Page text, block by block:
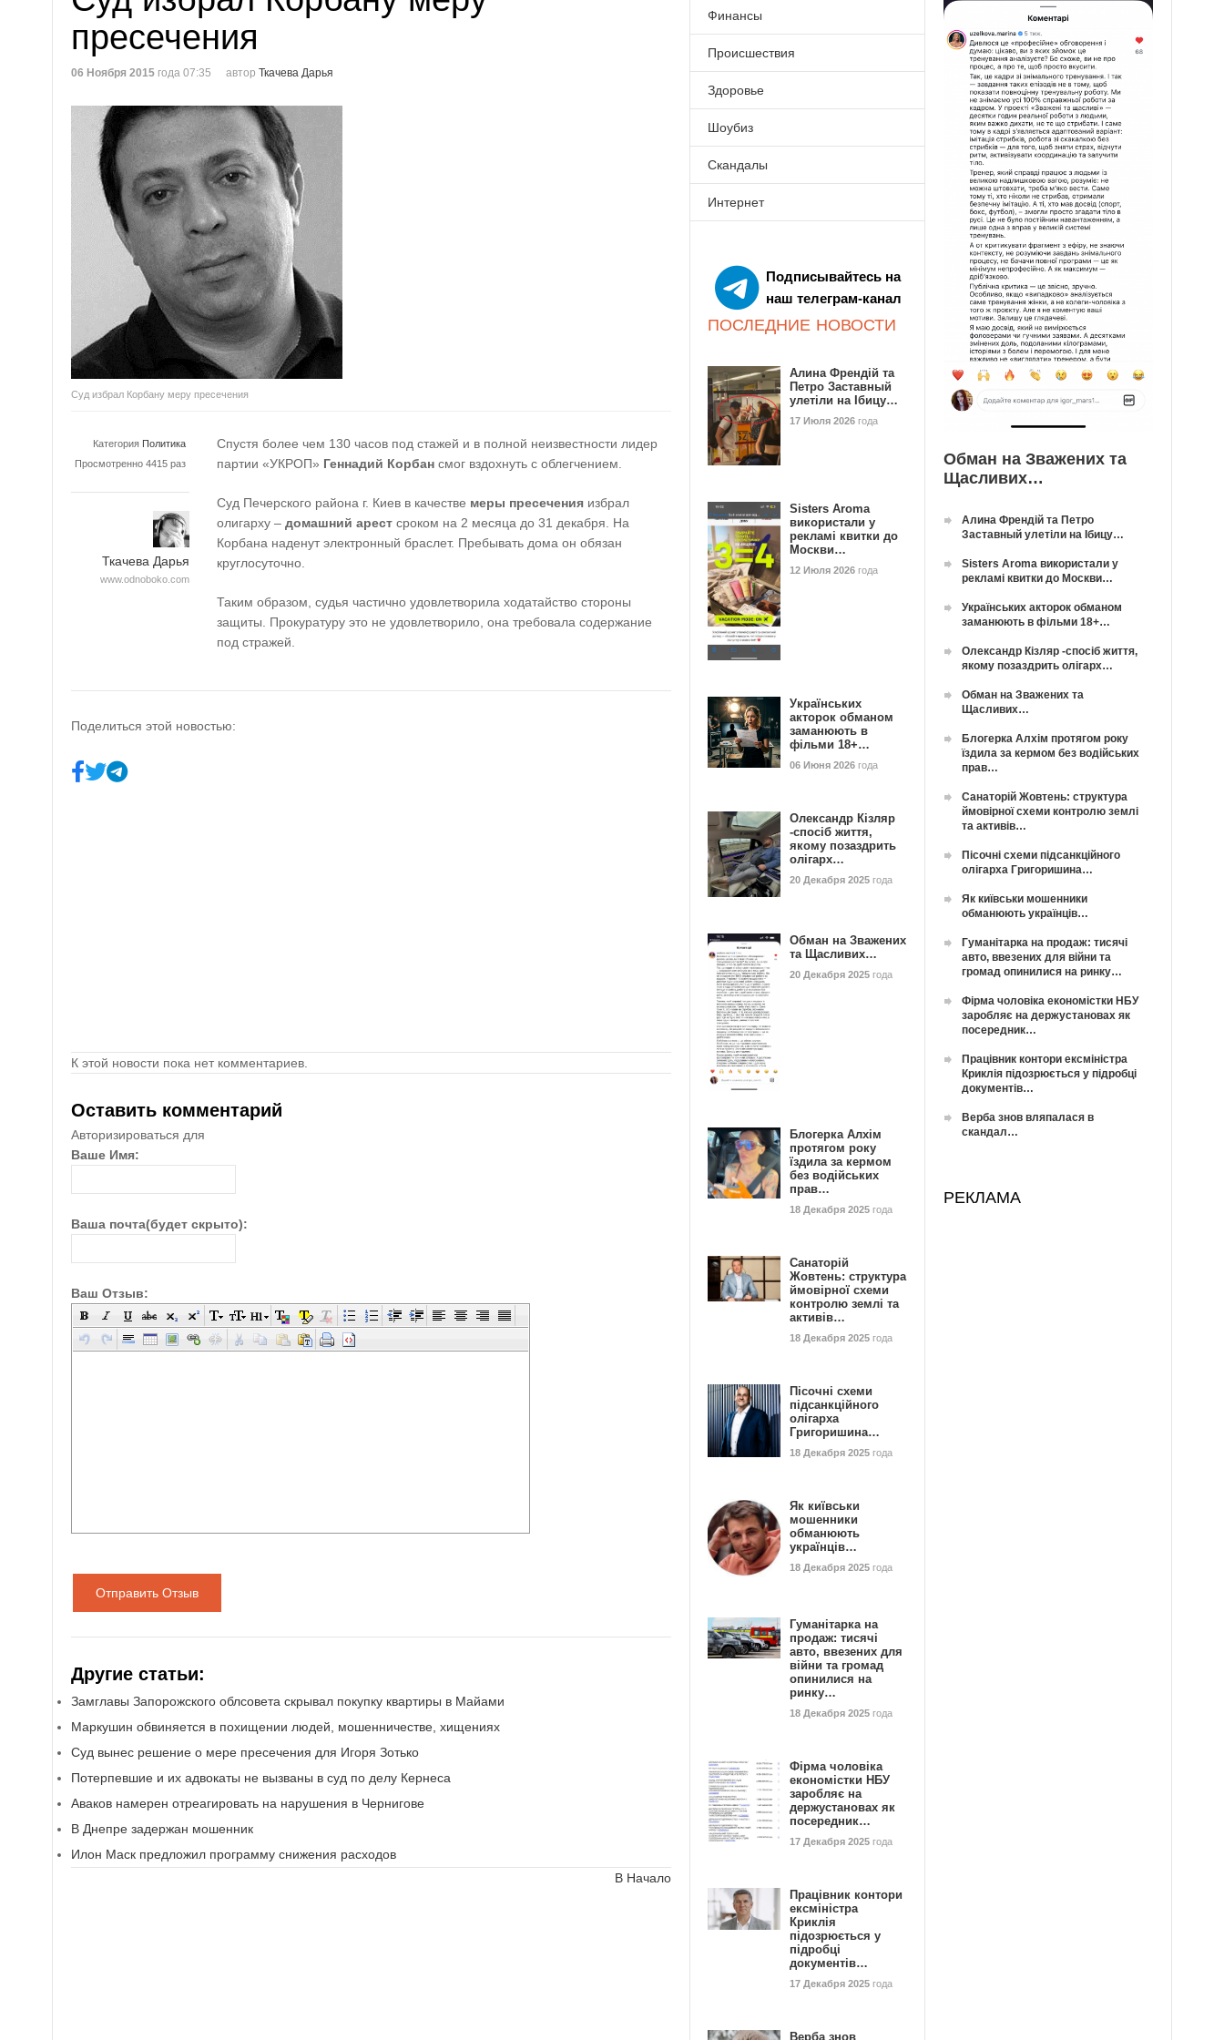
пресечения
06 Ноября 2015 года 07:35 автор Ткачева Дарья
Суд избрал Корбану меру пресечения
Категория Политика
Просмотренно 4415 раз
Ткачева Дарья
www.odnoboko.com
Спустя более чем 130 часов под стажей и в полной неизвестности лидер
партии «УКРОП» Геннадий Корбан смог вздохнуть с облегчением.
Суд Печерского района г. Киев в качестве меры пресечения избрал
олигарху – домашний арест сроком на 2 месяца до 31 декабря. На
Корбана наденут электронный браслет. Пребывать дома он обязан
круглосуточно.
Таким образом, судья частично удовлетворила ходатайство стороны
защиты. Прокуратуру это не удовлетворило, она требовала содержание
под стражей.
Поделиться этой новостью:
К этой новости пока нет комментариев.
Оставить комментарий
Авторизироваться для
Ваше Имя:
Ваша почта(будет скрыто):
Ваш Отзыв:
Отправить Отзыв
Другие статьи:
Замглавы Запорожского облсовета скрывал покупку квартиры в Майами
Маркушин обвиняется в похищении людей, мошенничестве, хищениях
Суд вынес решение о мере пресечения для Игоря Зотько
Потерпевшие и их адвокаты не вызваны в суд по делу Кернеса
Аваков намерен отреагировать на нарушения в Чернигове
В Днепре задержан мошенник
Илон Маск предложил программу снижения расходов
В Начало
Финансы
Происшествия
Здоровье
Шоубиз
Скандалы
Интернет
Подписывайтесь на
наш телеграм-канал
ПОСЛЕДНИЕ НОВОСТИ
Алина Френдій та
Петро Заставный
улетіли на Ібицу…
17 Июля 2026 года
Sisters Aroma
використали у
рекламі квитки до
Москви…
12 Июля 2026 года
Українських
акторок обманом
заманюють в
фільми 18+…
06 Июня 2026 года
Олександр Кізляр
-спосіб життя,
якому позаздрить
олігарх…
20 Декабря 2025 года
Обман на Зважених
та Щасливих…
20 Декабря 2025 года
Блогерка Алхім
протягом року
їздила за кермом
без водійських
прав…
18 Декабря 2025 года
Санаторій
Жовтень: структура
ймовірної схеми
контролю землі та
активів…
18 Декабря 2025 года
Пісочні схеми
підсанкційного
олігарха
Григоришина…
18 Декабря 2025 года
Як київськи
мошенники
обманюють
українців…
18 Декабря 2025 года
Гуманітарка на
продаж: тисячі
авто, ввезених для
війни та громад
опинилися на
ринку…
18 Декабря 2025 года
Фірма чоловіка
економістки НБУ
заробляє на
держустановах як
посередник…
17 Декабря 2025 года
Працівник контори
ексміністра
Криклія
підозрюється у
підробці
документів…
17 Декабря 2025 года
Верба знов
Обман на Зважених та
Щасливих…
Алина Френдій та Петро
Заставный улетіли на Ібицу…
Sisters Aroma використали у
рекламі квитки до Москви…
Українських акторок обманом
заманюють в фільми 18+…
Олександр Кізляр -спосіб життя,
якому позаздрить олігарх…
Обман на Зважених та
Щасливих…
Блогерка Алхім протягом року
їздила за кермом без водійських
прав…
Санаторій Жовтень: структура
ймовірної схеми контролю землі
та активів…
Пісочні схеми підсанкційного
олігарха Григоришина…
Як київськи мошенники
обманюють українців…
Гуманітарка на продаж: тисячі
авто, ввезених для війни та
громад опинилися на ринку…
Фірма чоловіка економістки НБУ
заробляє на держустановах як
посередник…
Працівник контори ексміністра
Криклія підозрюється у підробці
документів…
Верба знов вляпалася в
скандал…
РЕКЛАМА